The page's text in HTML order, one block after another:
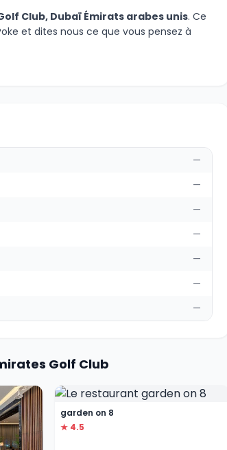
Club, Dubaï Émirats arabes unis. Ce
et dites nous ce que vous pensez à
—
—
—
—
—
—
—
Golf Club
garden on 8
★ 4.5